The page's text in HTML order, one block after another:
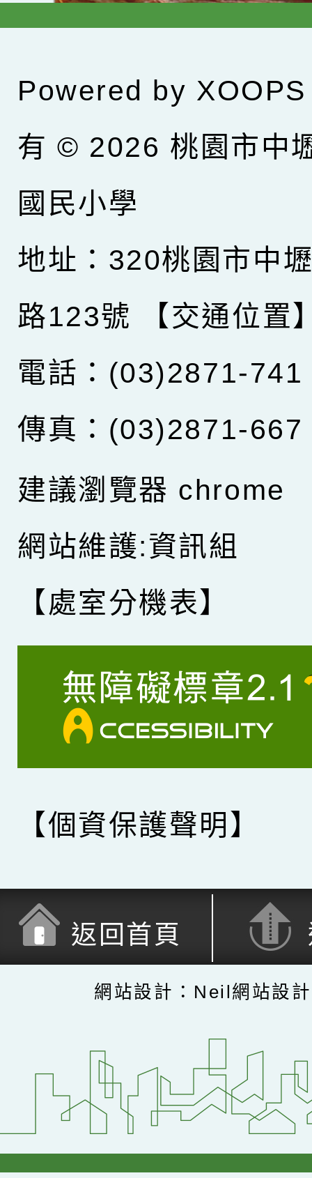
Powered by XOOPS
有 © 2026 桃園市中
國民小學
地址：320桃園市中
路123號
【交通位置
電話：(03)2871-741
傳真：(03)2871-667
建議瀏覽器 chrome
網站維護:資訊組
【處室分機表】
【個資保護聲明】
返回首頁
網站設計：Neil網站設